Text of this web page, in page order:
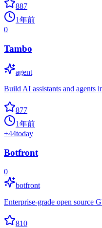
887
1年前
0
Tambo
agent
Build AI assistants and agents
877
1年前
+44today
Botfront
0
botfront
Enterprise-grade open source
810